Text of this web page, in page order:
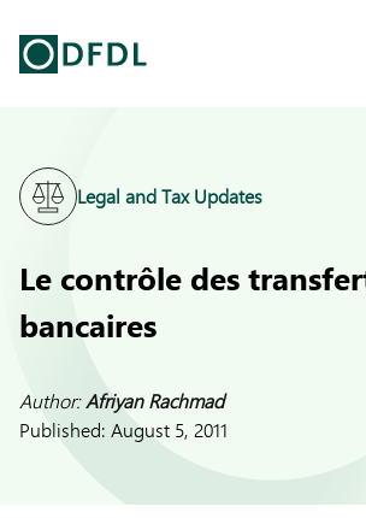
Legal and Tax Updates
Le contrôle des
bancaires
Author:Afriyan Rachmad
Published: August 5, 2011